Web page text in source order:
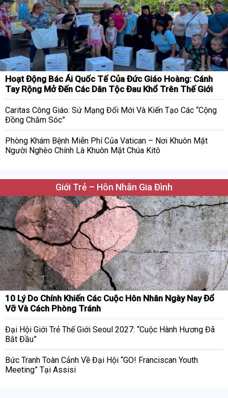
Hoạt Động Bác Ái Quốc Tế Của Đức Giáo Hoàng: Cánh
Tay Rộng Mở Đến Các Dân Tộc Đau Khổ Trên Thế Giới
Caritas Công Giáo: Sứ Mạng Đổi Mới Và Kiến Tạo Các “Cộng
Đồng Chăm Sóc”
Phòng Khám Bệnh Miễn Phí Của Vatican – Nơi Khuôn Mặt
Người Nghèo Chính Là Khuôn Mặt Chúa Kitô
Giới Trẻ – Hôn Nhân Gia Đình
10 Lý Do Chính Khiến Các Cuộc Hôn Nhân Ngày Nay Đổ
Vỡ Và Cách Phòng Tránh
Đại Hội Giới Trẻ Thế Giới Seoul 2027: “Cuộc Hành Hương Đã
Bắt Đầu”
Bức Tranh Toàn Cảnh Về Đại Hội “GO! Franciscan Youth
Meeting” Tại Assisi